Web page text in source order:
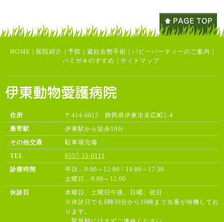
HOME | 医院紹介 | 予防 | 避妊去勢手術 | パピーパーティーのご案内 |
ハミガキのすすめ | サイトマップ
住所
〒414-0015 静岡県伊東市末広町2-4
最寄駅
伊東駅から徒歩10分
その他交通
駐車場完備
TEL
0557-35-0111
診療時間
平日…9:00～12:00 / 14:00～17:30
土曜日…9:00～12:00
休診日
木曜日、土曜日午後、日曜、祝日
※休診日でも8時30分から10時まで当番が待機してお
ります。